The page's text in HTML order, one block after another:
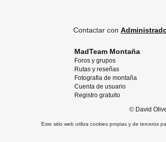
Contactar con
MadTeam Montaña
Foros y grupos
Rutas y reseñas
Fotografia de montaña
Cuenta de usuario
Registro gratuito
© David
Este sitio web utiliza cookies propias y de terceros